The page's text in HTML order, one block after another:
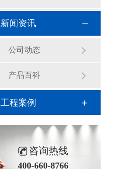
新闻资讯
公司动态
产品百科
工程案例
咨询热线
400-660-8766